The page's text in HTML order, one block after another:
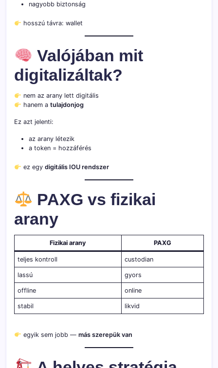
nagyobb biztonság
hosszú távra: wallet
Valójában mit
digitalizáltak?
nem az arany lett digitális
hanem a tulajdonjog
Ez azt jelenti:
az arany létezik
a token = hozzáférés
ez egy digitális IOU rendszer
PAXG vs fizikai
arany
Fizikai arany PAXG
teljes kontroll custodian
lassú gyors
offline online
stabil likvid
egyik sem jobb — más szerepük van